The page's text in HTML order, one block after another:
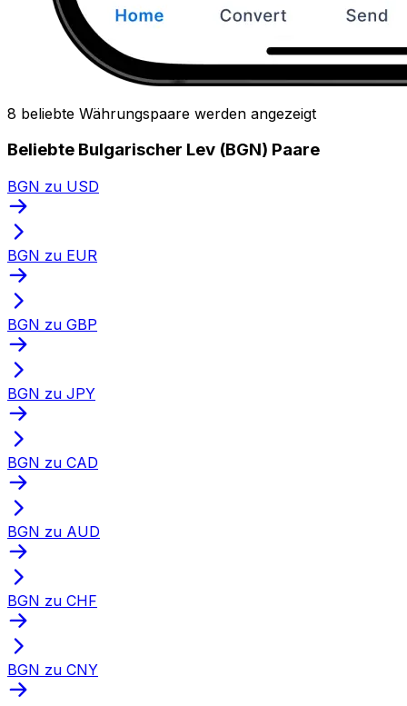
8 beliebte Währungspaare werden angezeigt
Beliebte Bulgarischer Lev (BGN) Paare
BGN zu USD
BGN zu EUR
BGN zu GBP
BGN zu JPY
BGN zu CAD
BGN zu AUD
BGN zu CHF
BGN zu CNY